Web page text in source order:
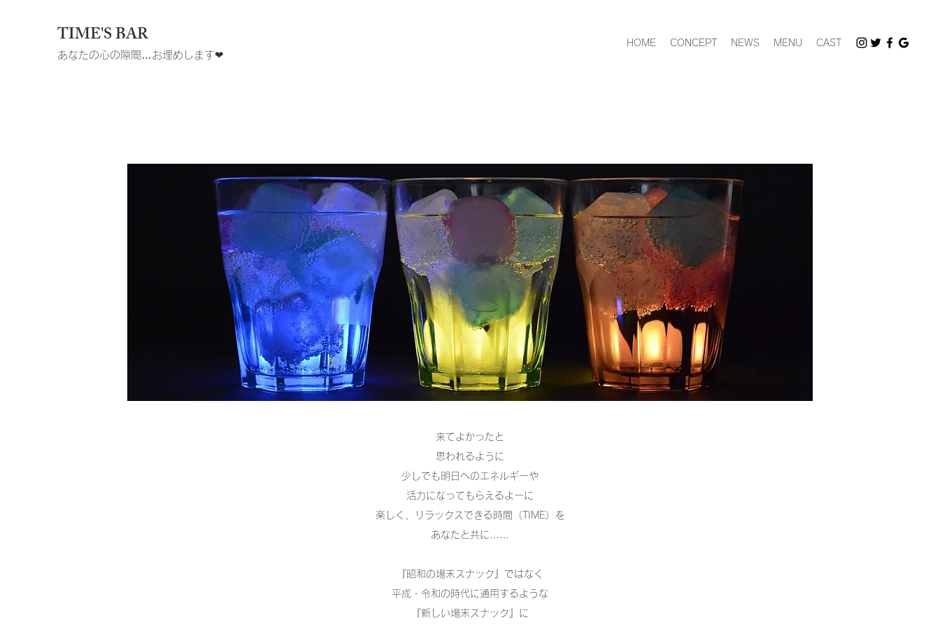
TIME'S BAR
あなたの心の隙間…お埋めします❤︎
HOME CONCEPT NEWS MENU CAST
来てよかったと
思われるように
少しでも明日へのエネルギーや
活力になってもらえるよーに
楽しく、リラックスできる時間（TIME）を
あなたと共に……
『昭和の場末スナック』ではなく
平成・令和の時代に通用するような
『新しい場末スナック』に